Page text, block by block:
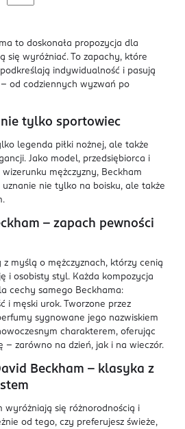
to doskonała propozycja dla
się wyróżniać. To zapachy, które
indywidualność i pasują
od codziennych wyzwań po
nie tylko sportowiec
legenda piłki nożnej, ale także
Jako model, przedsiębiorca i
mężczyzny, Beckham
uznanie nie tylko na boisku, ale także
– zapach pewności
z myślą o mężczyznach, którzy cenią
i osobisty styl. Każda kompozycja
cechy samego Beckhama:
i męski urok. Tworzone przez
sygnowane jego nazwiskiem
charakterem, oferując
– zarówno na dzień, jak i na wieczór.
Beckham – klasyka z
wyróżniają się różnorodnością i
od tego, czy preferujesz świeże,